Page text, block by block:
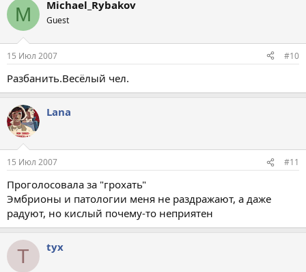
M Michael_Rybakov
Guest
15 Июл 2007 #10
Разбанить.Весёлый чел.
Lana
15 Июл 2007 #11
Проголосовала за "грохать"
Эмбрионы и патологии меня не раздражают, а даже
радуют, но кислый почему-то неприятен
T tyx